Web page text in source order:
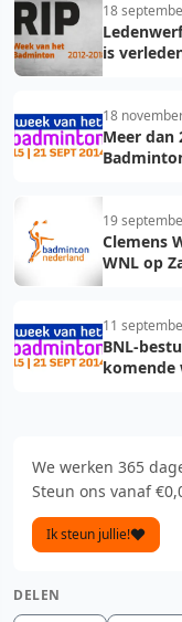
18
is
18
Meer dan
19
Clemens
WNL op
11
BNL-
komende
We werken 365
Steun ons vanaf
Ik steun jullie!
DELEN